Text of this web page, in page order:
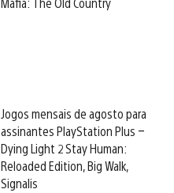
Jogos mensais de agosto para
assinantes PlayStation Plus –
Dying Light 2 Stay Human:
Reloaded Edition, Big Walk,
Signalis